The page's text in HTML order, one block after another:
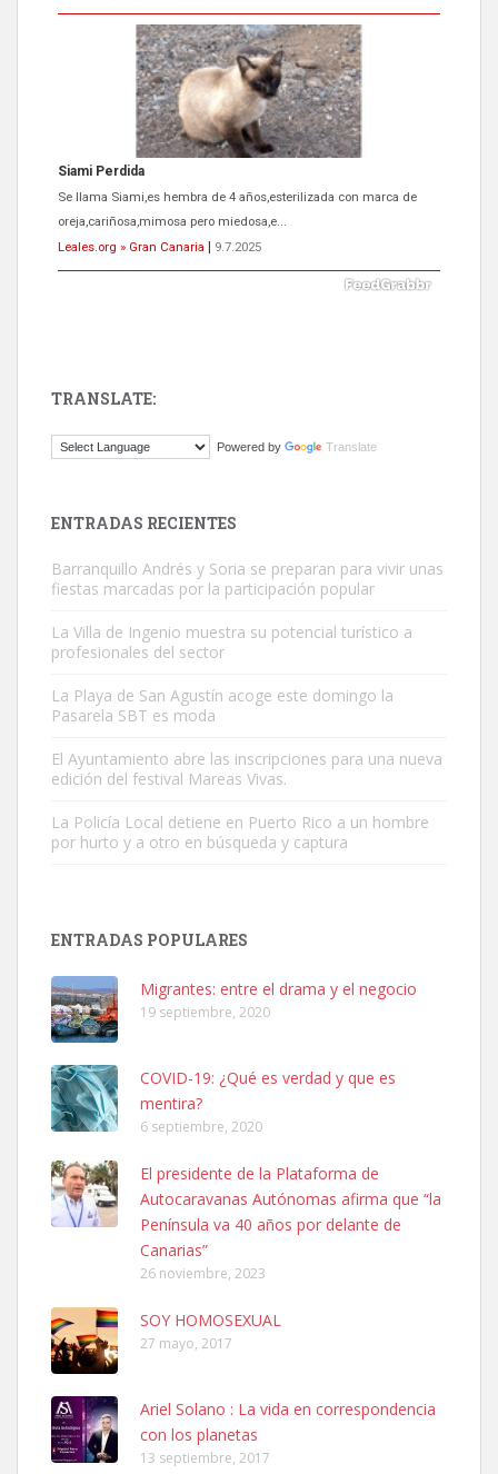
Siami Perdida
Se llama Siami,es hembra de 4 años,esterilizada con marca de
oreja,cariñosa,mimosa pero miedosa,e...
Leales.org » Gran Canaria
9.7.2025
El ayuntamiento se va a llevar a Los Gatos callejeros de la zona los
Este gato macho ha aparecido en la calle hace menos de un mes,
Leales.org » Gran Canaria
9.7.2025
Adopción urgente
hembra, 4 años. Por motivos personales ...
Leales.org » Gran Canaria | 6.7.2025
SHIBA PERDIDO AVDA JOSE MESA Y LOPEZ
PERRO MACHO RAZA SHIBA CON MICROCHIP PERDIDO HOY
06/07/2025 ZONA MESA Y LOPEZ. ES MUY ASUSTADIZO
Leales.org » Gran Canaria | 6.7.2025
Ninfa perdida
TRANSLATE:
Powered by Translate
ENTRADAS RECIENTES
Barranquillo Andrés y Soria se preparan para vivir unas
fiestas marcadas por la participación popular
La Villa de Ingenio muestra su potencial turístico a
profesionales del sector
La Playa de San Agustín acoge este domingo la
Pasarela SBT es moda
El Ayuntamiento abre las inscripciones para una nueva
edición del festival Mareas Vivas.
La Policía Local detiene en Puerto Rico a un hombre
por hurto y a otro en búsqueda y captura
ENTRADAS POPULARES
Migrantes: entre el drama y el negocio
19 septiembre, 2020
COVID-19: ¿Qué es verdad y que es
mentira?
6 septiembre, 2020
El presidente de la Plataforma de
Autocaravanas Autónomas afirma que “la
Península va 40 años por delante de
Canarias”
26 noviembre, 2023
SOY HOMOSEXUAL
27 mayo, 2017
Ariel Solano : La vida en correspondencia
con los planetas
13 septiembre, 2017